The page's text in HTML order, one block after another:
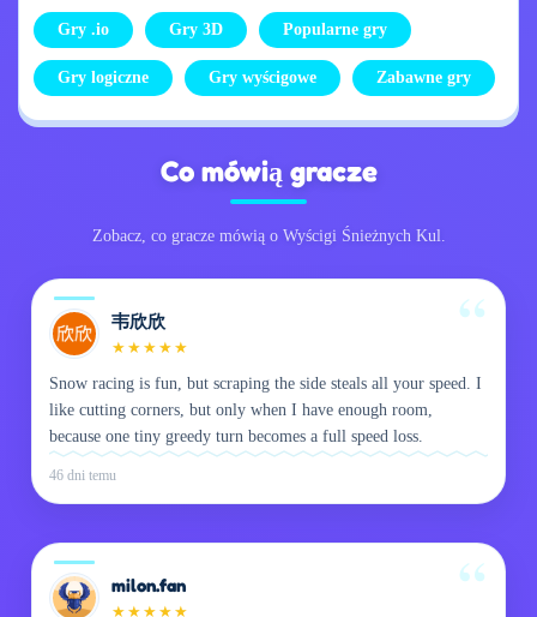
Gry .io Gry 3D Popularne gry
Gry logiczne Gry wyścigowe Zabawne gry
Co mówią gracze
Zobacz, co gracze mówią o Wyścigi Śnieżnych Kul.
韦欣欣
★ ★ ★ ★ ★
Snow racing is fun, but scraping the side steals all your speed. I
like cutting corners, but only when I have enough room,
because one tiny greedy turn becomes a full speed loss.
46 dni temu
milon.fan
★ ★ ★ ★ ★